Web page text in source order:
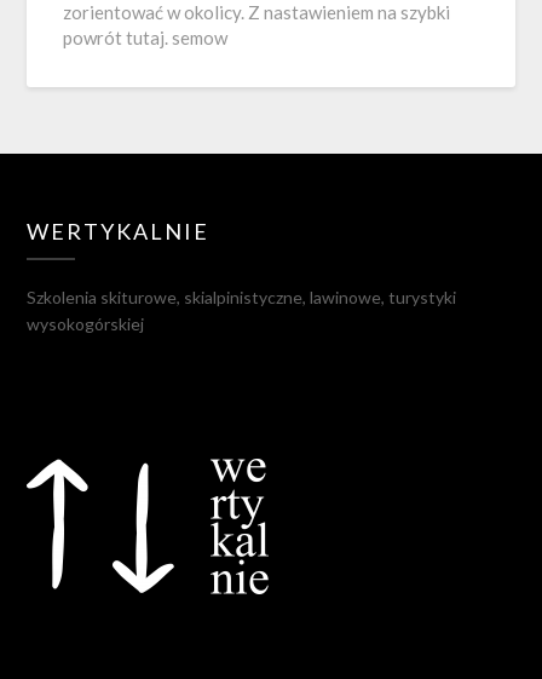
zorientować w okolicy. Z nastawieniem na szybki
powrót tutaj. semow
WERTYKALNIE
Szkolenia skiturowe, skialpinistyczne, lawinowe, turystyki
wysokogórskiej